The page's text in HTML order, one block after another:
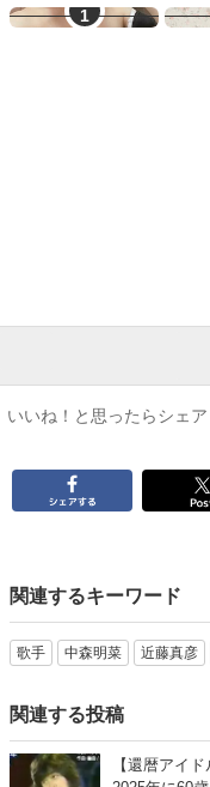
素人エロ配信
いいね！と思ったらシェア
関連するキーワード
歌手 中森明菜 近藤真彦
関連する投稿
【還暦アイ